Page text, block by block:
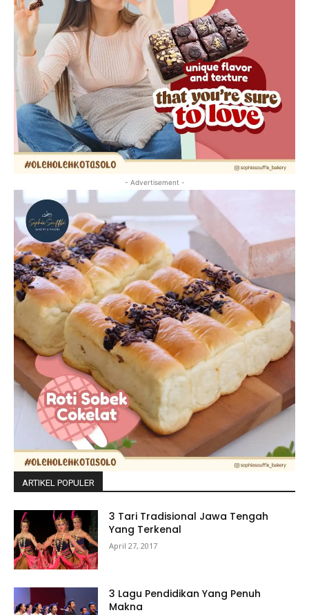
- Advertisement -
ARTIKEL POPULER
3 Tari Tradisional Jawa Tengah
Yang Terkenal
April 27, 2017
3 Lagu Pendidikan Yang Penuh
Makna